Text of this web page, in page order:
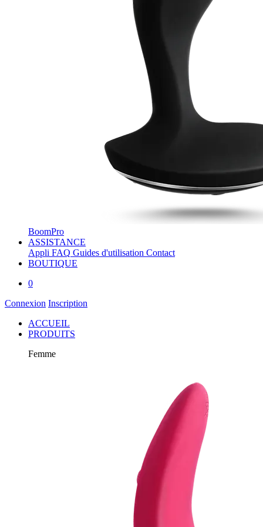
BoomPro
ASSISTANCE
Appli FAQ Guides d'utilisation Contact
BOUTIQUE
0
Connexion Inscription
ACCUEIL
PRODUITS
Femme